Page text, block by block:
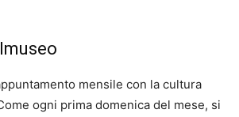
mensile con la cultura
ogni prima domenica del mese, si